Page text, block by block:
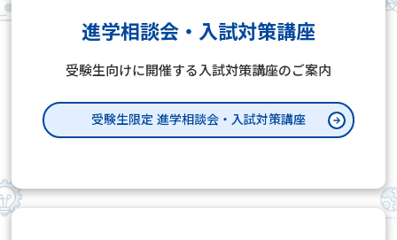
進学相談会・入試対策講座
受験生向けに開催する入試対策講座のご案内
受験生限定 進学相談会・入試対策講座